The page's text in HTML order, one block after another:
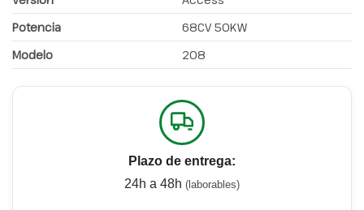
Potencia
68CV 50KW
Modelo
208
Plazo de entrega:
24h a 48h (laborables)